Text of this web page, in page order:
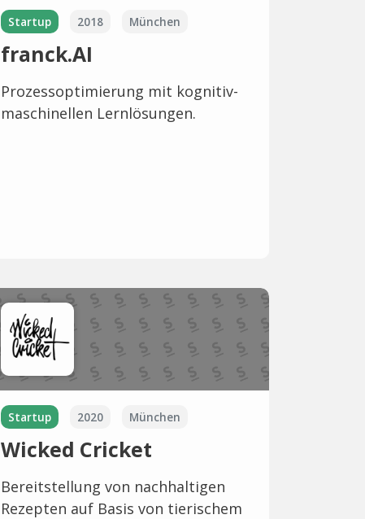
Startup 2018 München
franck.AI
Prozessoptimierung mit kognitiv-
maschinellen Lernlösungen.
Startup 2020 München
Wicked Cricket
Bereitstellung von nachhaltigen
Rezepten auf Basis von tierischem